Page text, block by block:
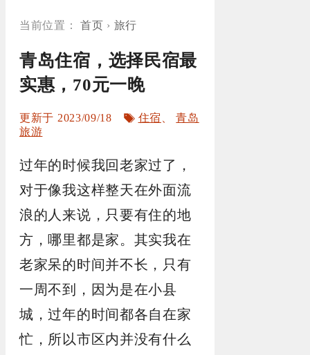
首页 › 旅行
青岛住宿，选择民宿最
实惠，70元一晚
2023/09/18
标
住宿 、青岛
旅游
过年的时候我回老家过了，
对于像我这样整天在外面流
浪的人来说，只要有住的地
方，哪里都是家。其实我在
老家呆的时间并不长，只有
一周不到，因为是在小县
城，过年的时间都各自在家
忙，所以市区内并没有什么